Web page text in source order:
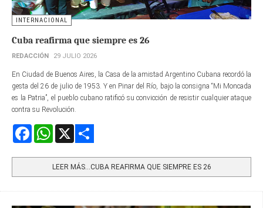
INTERNACIONAL
Cuba reafirma que siempre es 26
REDACCIÓN 29 JULIO 2026
En Ciudad de Buenos Aires, la Casa de la amistad Argentino Cubana recordó la
gesta del 26 de julio de 1953. Y en Pinar del Río, bajo la consigna “Mi Moncada
es la Patria”, el pueblo cubano ratificó su convicción de resistir cualquier ataque
contra su Revolución.
FacebookWhatsApp
LEER MÁS…CUBA REAFIRMA QUE SIEMPRE ES 26